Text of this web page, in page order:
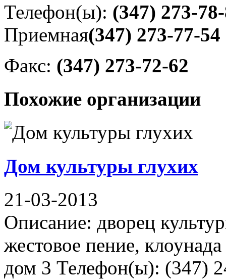
Телефон(ы): (347) 273-
Приемная(347) 273-77-54
Факс: (347) 273-72-62
Похожие организации
Дом культуры глухих
21-03-2013
Описание: дворец
жестовое пение,
дом 3 Телефон(ы): (347)